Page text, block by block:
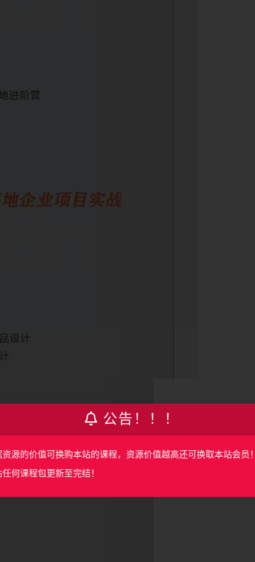
公告！！！
资源的价值可换购本站的课程，资源价值越高还可换取本站会员！
任何课程包更新至完结！